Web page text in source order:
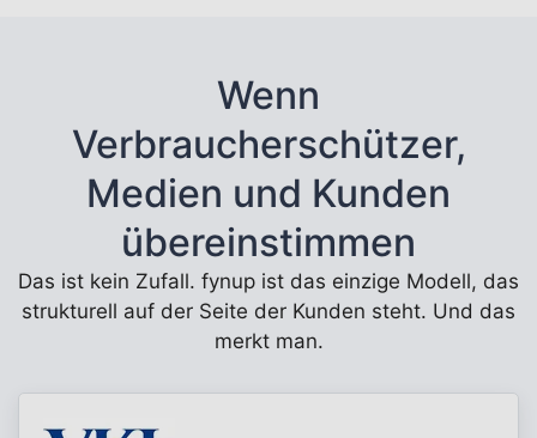
Wenn
Verbraucherschützer,
Medien und Kunden
übereinstimmen
Das ist kein Zufall. fynup ist das einzige Modell, das
strukturell auf der Seite der Kunden steht. Und das
merkt man.